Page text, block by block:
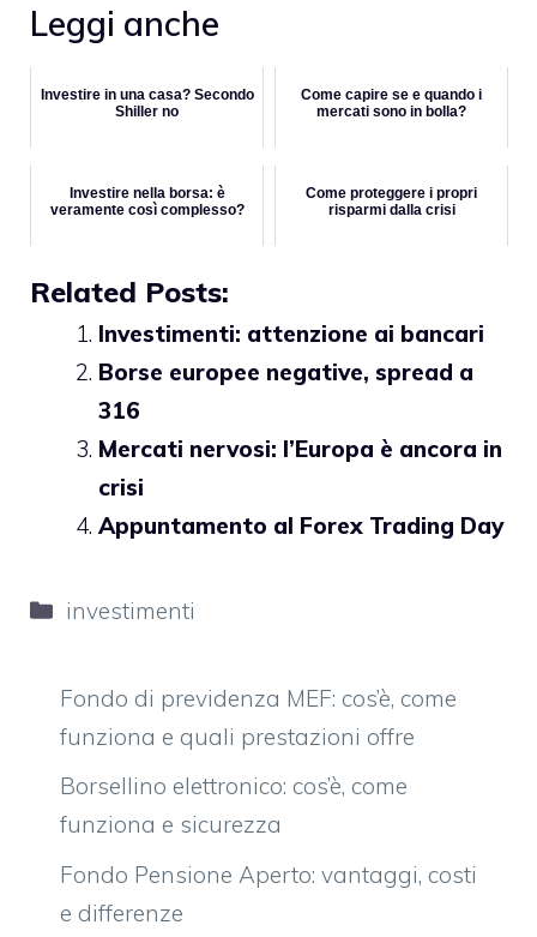
Leggi anche
Investire in una casa? Secondo
Shiller no
Come capire se e quando i
mercati sono in bolla?
Investire nella borsa: è
veramente così complesso?
Come proteggere i propri
risparmi dalla crisi
Related Posts:
Investimenti: attenzione ai bancari
Borse europee negative, spread a
316
Mercati nervosi: l’Europa è ancora in
crisi
Appuntamento al Forex Trading Day
Categorie
investimenti
Fondo di previdenza MEF: cos’è, come
funziona e quali prestazioni offre
Borsellino elettronico: cos’è, come
funziona e sicurezza
Fondo Pensione Aperto: vantaggi, costi
e differenze